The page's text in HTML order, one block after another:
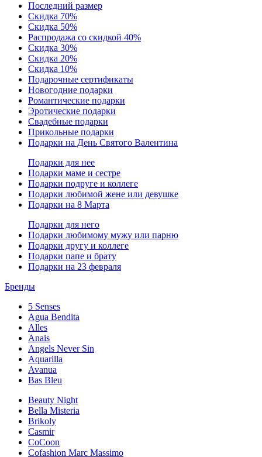
Последний размер
Скидка 70%
Скидка 50%
Распродажа со скидкой 40%
Скидка 30%
Скидка 20%
Скидка 10%
Подарочные сертификаты
Новогодние подарки
Романтические подарки
Эротические подарки
Свадебные подарки
Прикольные подарки
Подарки на День Святого Валентина
Подарки для нее
Подарки маме и сестре
Подарки подруге и коллеге
Подарки любимой жене или девушке
Подарки на 8 Марта
Подарки для него
Подарки любимому мужу или парню
Подарки другу и коллеге
Подарки папе и брату
Подарки на 23 февраля
Бренды
5 Senses
Agua Bendita
Alles
Anais
Angels Never Sin
Aquarilla
Avanua
Bas Bleu
Beauty Night
Bella Misteria
Brikoly
Casmir
CoCoon
Cofashion Marc Massimo